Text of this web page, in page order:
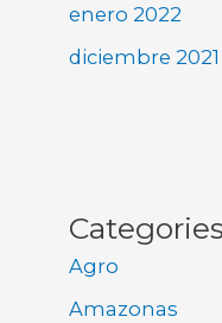
enero 2022
diciembre 2021
Categories
Agro
Amazonas